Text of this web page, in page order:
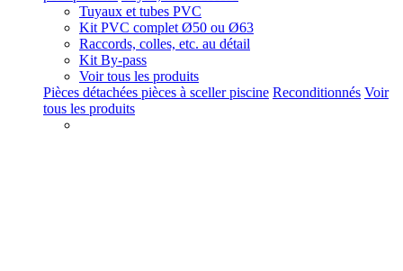
Tuyaux et tubes PVC
Kit PVC complet Ø50 ou Ø63
Raccords, colles, etc. au détail
Kit By-pass
Voir tous les produits
Pièces détachées pièces à sceller piscine Reconditionnés Voir
tous les produits